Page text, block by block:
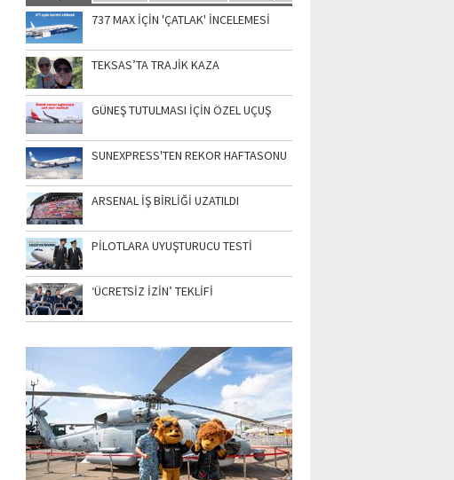
737 MAX İÇİN 'ÇATLAK' İNCELEMESİ
TEKSAS’TA TRAJİK KAZA
GÜNEŞ TUTULMASI İÇİN ÖZEL UÇUŞ
SUNEXPRESS'TEN REKOR HAFTASONU
ARSENAL İŞ BİRLİĞİ UZATILDI
PİLOTLARA UYUŞTURUCU TESTİ
‘ÜCRETSİZ İZİN’ TEKLİFİ
SİNGAPUR AIRSHOW-2020